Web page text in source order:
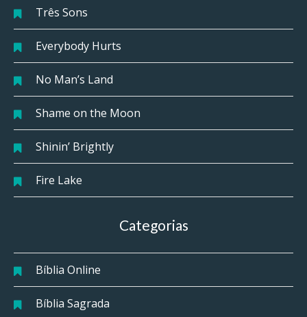
Três Sons
Everybody Hurts
No Man’s Land
Shame on the Moon
Shinin’ Brightly
Fire Lake
Categorias
Bíblia Online
Bíblia Sagrada